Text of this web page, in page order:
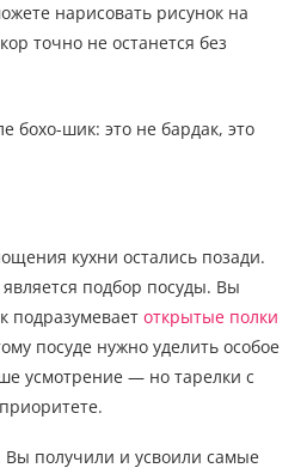
нарисовать рисунок на
точно не останется без
кухни остались позади.
подбор посуды. Вы
подразумевает открытые полки
посуде нужно уделить особое
усмотрение — но тарелки с
Вы получили и усвоили самые